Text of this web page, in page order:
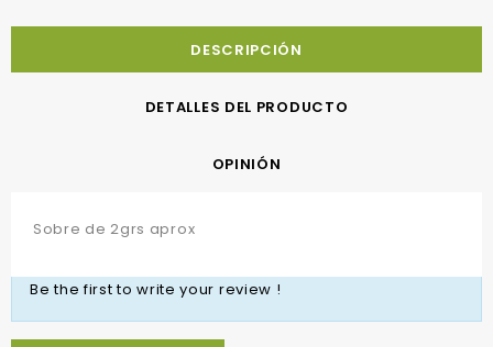
DESCRIPCIÓN
DETALLES DEL PRODUCTO
OPINIÓN
Sobre de 2grs aprox
Be the first to write your review !